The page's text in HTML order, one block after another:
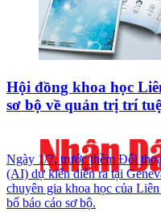
Hội đồng khoa học
sơ bộ về quản trị trí
Ngày 1/7, trước thềm Đối
(AI) dự kiến diễn ra tại
chuyên gia khoa học của
bố báo cáo sơ bộ.